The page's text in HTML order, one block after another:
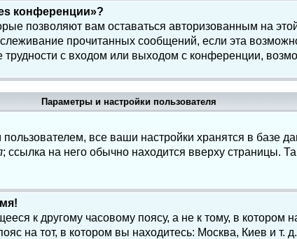
конференции»?
позволяют вам оставаться авторизованным на
прочитанных сообщений, если эта
с входом или выходом с конференции,
Параметры и настройки пользователя
все ваши настройки хранятся в базе
; ссылка на него обычно находится вверху страницы.
к другому часовому поясу, а не к тому, в котором
на тот, в котором вы находитесь: Москва, Киев и т.